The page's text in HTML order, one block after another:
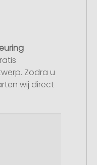
Zodra u
wij direct